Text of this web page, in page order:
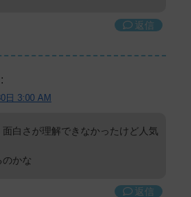
返信
日 3:00 AM
白さが理解できなかったけど人気
のかな
返信